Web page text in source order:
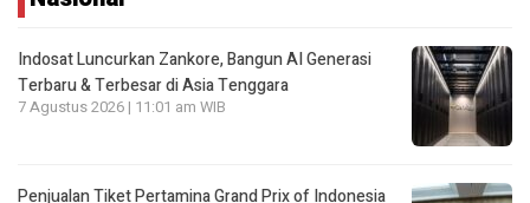
Indosat Luncurkan Zankore, Bangun AI Generasi
Terbaru & Terbesar di Asia Tenggara
7 Agustus 2026 | 11:01 am WIB
Penjualan Tiket Pertamina Grand Prix of Indonesia